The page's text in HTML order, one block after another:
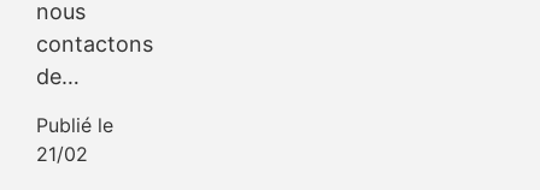
Publié le
21/02
nous
contactons
de…